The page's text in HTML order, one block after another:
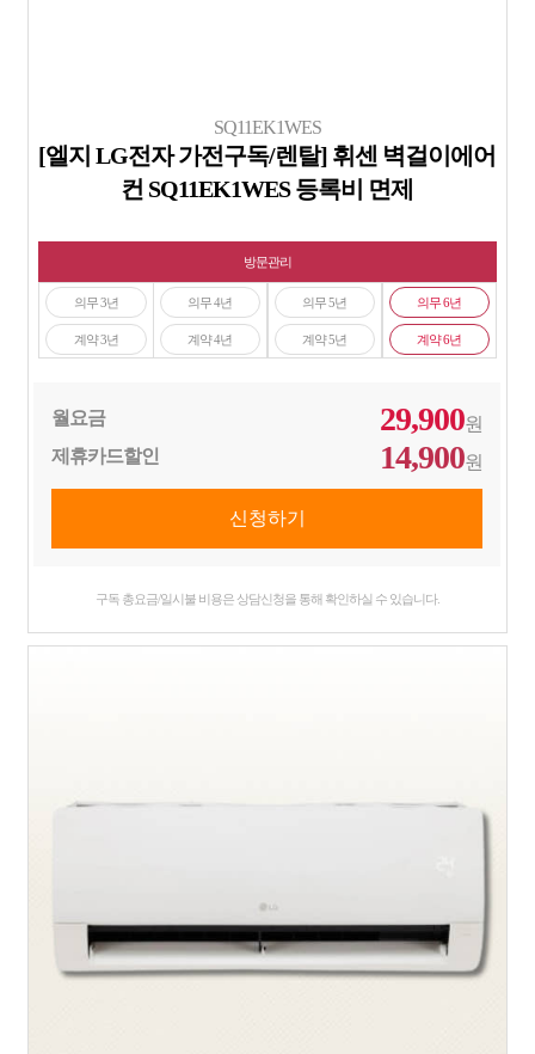
SQ11EK1WES
[엘지 LG전자 가전구독/렌탈] 휘센 벽걸이에어
컨 SQ11EK1WES 등록비 면제
방문관리
의무 3년
계약 3년
의무 4년
계약 4년
의무 5년
계약 5년
의무 6년
계약 6년
월요금 29,900원
제휴카드할인
14,900원
구독 총요금/일시불 비용은 상담신청을 통해 확인하실 수 있습니다.